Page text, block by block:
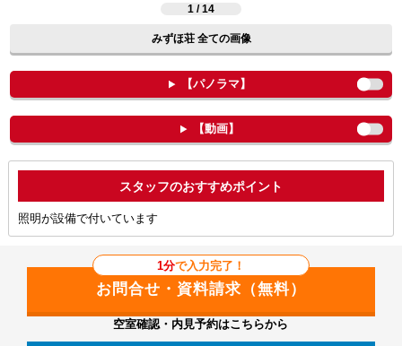
1 / 14
みずほ荘 全ての画像
【パノラマ】
【動画】
ポイント
照明が設備で付いています
1分で入力完了！
空室確認・内見予約はこちらから